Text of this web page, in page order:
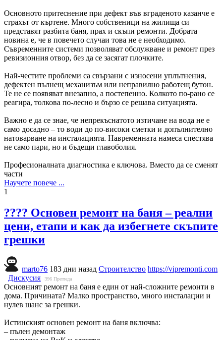
Основното притеснение при дефект във вграденото казанче е
страхът от къртене. Много собственици на жилища си
представят разбита баня, прах и скъпи ремонти. Добрата
новина е, че в повечето случаи това не е необходимо.
Съвременните системи позволяват обслужване и ремонт през
ревизионния отвор, без да се засягат плочките.
Най-честите проблеми са свързани с износени уплътнения,
дефектен пълнещ механизъм или неправилно работещ бутон.
Те не се появяват внезапно, а постепенно. Колкото по-рано се
реагира, толкова по-лесно и бързо се решава ситуацията.
Важно е да се знае, че непрекъснатото изтичане на вода не е
само досадно – то води до по-високи сметки и допълнително
натоварване на инсталацията. Навременната намеса спестява
не само пари, но и бъдещи главоболия.
Професионалната диагностика е ключова. Вместо да се сменят
части
Научете повече ...
1
???? Основен ремонт на баня – реални
цени, етапи и как да избегнете скъпите
грешки
marto76 183 дни назад Строителство https://vipremonti.com
Дискусия
396 Прегледа
Основният ремонт на баня е един от най-сложните ремонти в
дома. Причината? Малко пространство, много инсталации и
нулев шанс за грешки.
Истинският основен ремонт на баня включва:
– пълен демонтаж